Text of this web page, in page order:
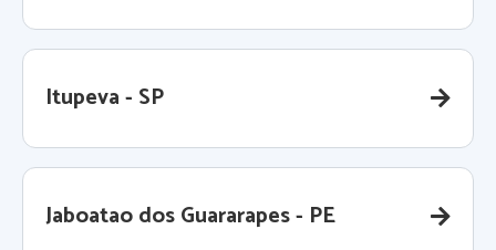
Itupeva - SP
Jaboatao dos Guararapes - PE